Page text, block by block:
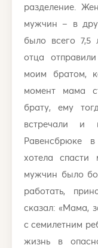
разделение.
мужчин – в
было всего 7,5
отца
моим братом,
момент мама
брату, ему
встречали
Равенсбрюке
хотела
мужчин было
работать,
сказал: «Мама,
с семилетним
жизнь в